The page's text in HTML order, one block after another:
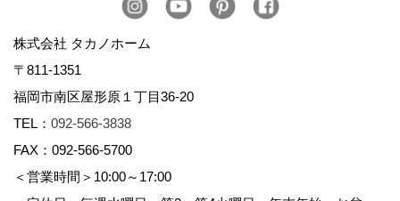
株式会社 タカノホーム
〒811-1351
福岡市南区屋形原１丁目36-20
TEL： 092-566-3838
FAX：092-566-5700
＜営業時間＞10:00～17:00